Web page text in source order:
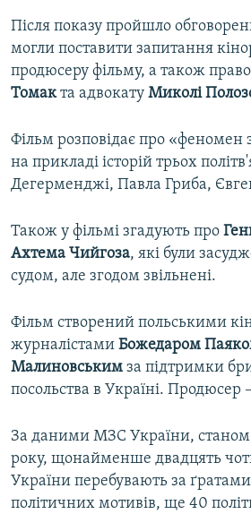
Після показу пройшло
могли поставити запитання
продюсеру фільму, а також
Томакта адвокату Миколі
Фільм розповідає про «феномен
на прикладі історій трьох
Дегерменджі, Павла Гриба,
Також у фільмі згадують про
Ахтема Чийгоза, які були
судом, але згодом звільнені.
Фільм створений польськими
журналістами Божедаром
Малиновським за підтримки
посольства в Україні. Продюсер –
За даними МЗС України, станом
року, щонайменше двадцять
України перебувають за ґратами
політичних мотивів, ще 40